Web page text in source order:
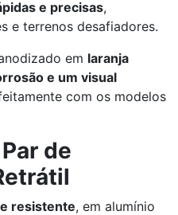
e precisas,
e terrenos desafiadores.
em laranja
e um visual
com os modelos
de
resistente, em alumínio